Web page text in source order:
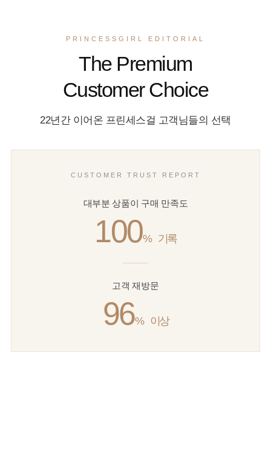
PRINCESSGIRL EDITORIAL
The Premium
Customer Choice
22년간 이어온 프린세스걸 고객님들의 선택
CUSTOMER TRUST REPORT
대부분 상품이 구매 만족도
100% 기록
고객 재방문
96% 이상